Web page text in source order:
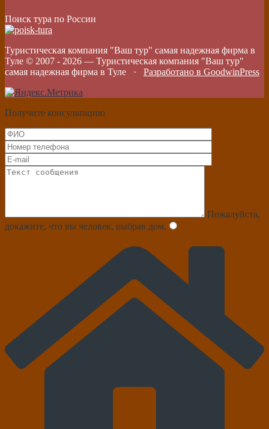
Поиск тура по России
Туристическая компания "Ваш тур" самая надежная фирма в
Туле © 2007 - 2026 — Туристическая компания "Ваш тур"
самая надежная фирма в Туле · Разработано в GoodwinPress
Получите консультацию
Пожалуйста,
докажите, что вы человек, выбрав дом.